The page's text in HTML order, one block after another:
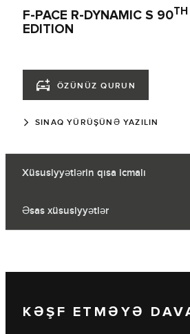
F-PACE R-DYNAMIC S 90TH
EDITION
ÖZÜNÜZ QURUN
SINAQ YÜRÜŞÜNƏ YAZILIN
Xüsusiyyətlərin qısa icmalı
Əsas xüsusiyyətlər
KƏŞF ETMƏYƏ